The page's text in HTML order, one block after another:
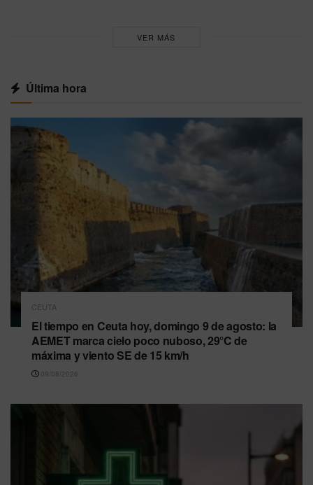
VER MÁS
Última hora
CEUTA
El tiempo en Ceuta hoy, domingo 9 de agosto: la
AEMET marca cielo poco nuboso, 29°C de
máxima y viento SE de 15 km/h
09/08/2026